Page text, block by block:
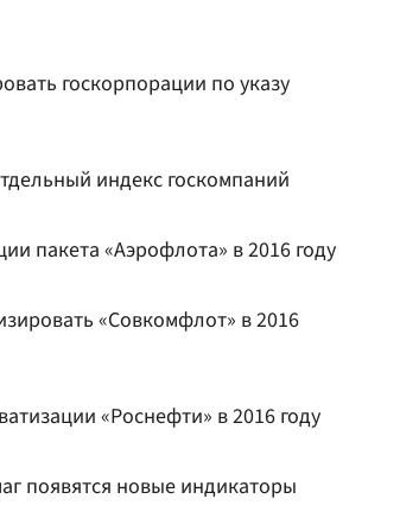
госкорпорации по указу
индекс госкомпаний
пакета «Аэрофлота» в 2016 году
«Совкомфлот» в 2016
«Роснефти» в 2016 году
появятся новые индикаторы